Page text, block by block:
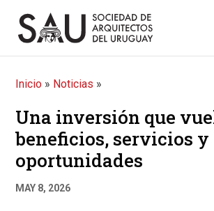
Inicio » Noticias »
Una inversión que
beneficios, servicios y
oportunidades
MAY 8, 2026